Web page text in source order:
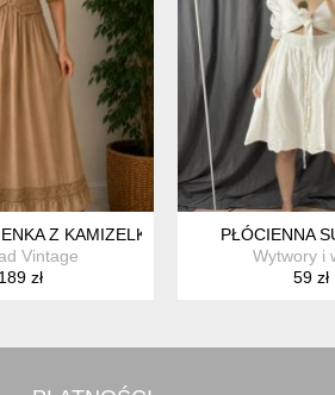
MIDI L VILA
Z KAMIZELKĄ HAFTOWANA
Vintage
189 zł
PŁÓCIENNA
Wytwory i
59 zł